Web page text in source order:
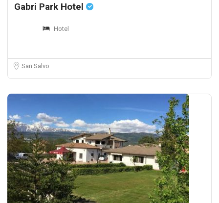
Gabri Park Hotel
Hotel
San Salvo